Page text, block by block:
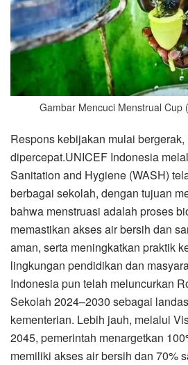
Gambar Mencuci Menstrual Cup
Respons kebijakan mulai
dipercepat.UNICEF Indonesia
Sanitation and Hygiene (WASH)
berbagai sekolah, dengan tujuan
bahwa menstruasi adalah proses
memastikan akses air bersih dan
aman, serta meningkatkan praktik
lingkungan pendidikan dan
Indonesia pun telah meluncurkan
Sekolah 2024–2030 sebagai
kementerian. Lebih jauh, melalui
2045, pemerintah menargetkan
memiliki akses air bersih dan 70%